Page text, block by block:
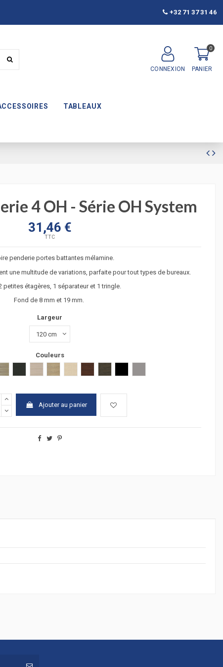
+32 71 37 31 46
CONNEXION
0
PANIER
TABLEAUX
4 OH - Série OH System
31,46 €
TTC
penderie portes battantes mélamine.
une multitude de variations, parfaite pour tout types de bureaux.
petites étagères, 1 séparateur et 1 tringle.
Fond de 8 mm et 19 mm.
Largeur
Couleurs
clair
acacia fonçé
Ajouter au panier